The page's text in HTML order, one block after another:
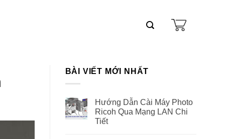
BÀI VIẾT MỚI NHẤT
Hướng Dẫn Cài Máy Photo
Ricoh Qua Mạng LAN Chi
Tiết